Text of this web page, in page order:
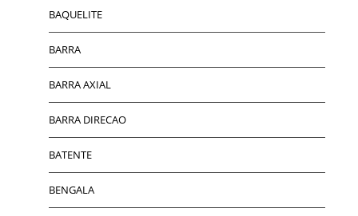
BAQUELITE
BARRA
BARRA AXIAL
BARRA DIRECAO
BATENTE
BENGALA